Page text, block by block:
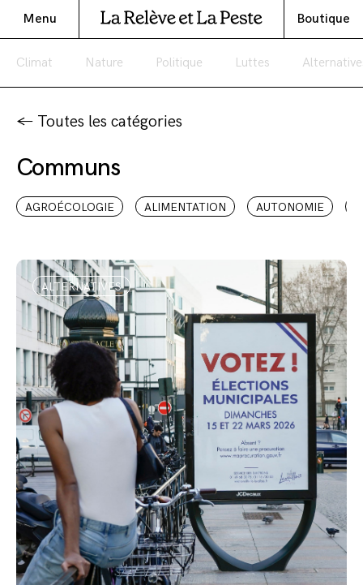
Menu Boutique
Climat Nature Politique Luttes
← Toutes les catégories
Communs
AGROÉCOLOGIE ALIMENTATION AUTONOMIE
ALTERNATIVES